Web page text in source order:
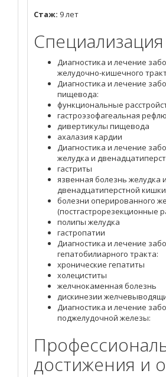
Стаж: 9 лет
Специализация
Диагностика и лечение
желудочно-кишечного
Диагностика и лечение
пищевода:
функциональные
гастроэзофагеальная
дивертикулы пищевода
ахалазия кардии
Диагностика и лечение
желудка и
гастриты
язвенная болезнь желудка и
двенадцатиперстной кишки
болезни оперированного
(постгастрорезекционные
полипы желудка
гастропатии
Диагностика и лечение
гепатобилиарного тракта:
хронические гепатиты
холециститы
желчнокаменная болезнь
дискинезии
Диагностика и лечение
поджелудочной железы:
достижения и